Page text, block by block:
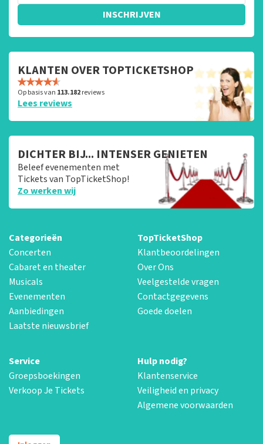
INSCHRIJVEN
KLANTEN OVER TOPTICKETSHOP
Op basis van 113.182reviews
Lees reviews
DICHTER BIJ... INTENSER GENIETEN
Beleef evenementen met
Tickets van TopTicketShop!
Zo werken wij
Categorieën
Concerten
Cabaret en theater
Musicals
Evenementen
Aanbiedingen
Laatste nieuwsbrief
TopTicketShop
Klantbeoordelingen
Over Ons
Veelgestelde vragen
Contactgegevens
Goede doelen
Service
Groepsboekingen
Verkoop Je Tickets
Hulp nodig?
Klantenservice
Veiligheid en privacy
Algemene voorwaarden